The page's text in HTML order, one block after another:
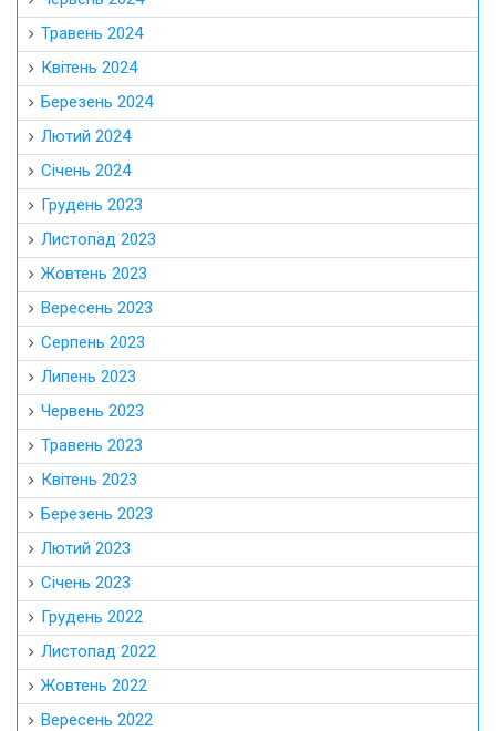
Травень 2024
Квітень 2024
Березень 2024
Лютий 2024
Січень 2024
Грудень 2023
Листопад 2023
Жовтень 2023
Вересень 2023
Серпень 2023
Липень 2023
Червень 2023
Травень 2023
Квітень 2023
Березень 2023
Лютий 2023
Січень 2023
Грудень 2022
Листопад 2022
Жовтень 2022
Вересень 2022